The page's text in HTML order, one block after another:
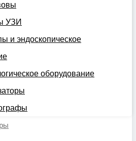
УЗИ
и эндоскопическое
оборудование